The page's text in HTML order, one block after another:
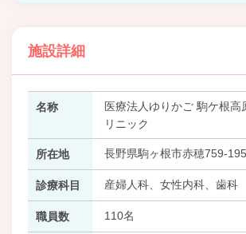
施設詳細
名称
医療法人ゆりかご 駒ケ根高
リニック
所在地 長野県駒ヶ根市赤穂759-195
診療科目 産婦人科、女性内科、歯科
職員数 110名